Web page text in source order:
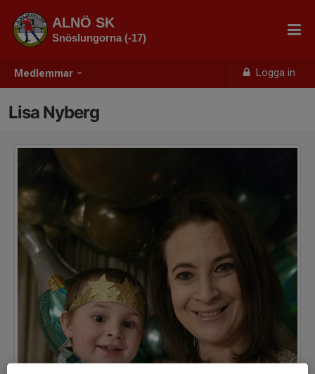
Medlemmar Logga in
ALNÖ SK
Snöslungorna (-17)
Lisa Nyberg